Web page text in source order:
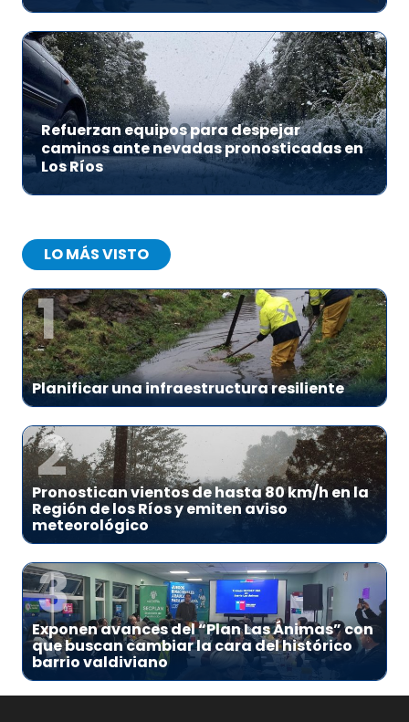
Refuerzan equipos para despejar
caminos ante nevadas pronosticadas en
Los Ríos
LO MÁS VISTO
1
Planificar una infraestructura resiliente
2
Pronostican vientos de hasta 80 km/h en la
Región de los Ríos y emiten aviso
meteorológico
3
Exponen avances del “Plan Las Ánimas” con
que buscan cambiar la cara del histórico
barrio valdiviano